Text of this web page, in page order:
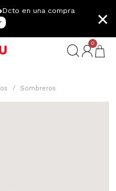
Dcto en una compra
×
0
Sombreros